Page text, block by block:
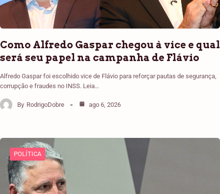
Como Alfredo Gaspar chegou à vice e qual
será seu papel na campanha de Flávio
Alfredo Gaspar foi escolhido vice de Flávio para reforçar pautas de segurança,
corrupção e fraudes no INSS. Leia…
By RodrigoDobre ago 6, 2026
POLÍTICA